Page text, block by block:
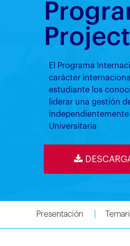
El Programa
carácter
estudiante los
liderar una gestión
Universitaria
Presentación